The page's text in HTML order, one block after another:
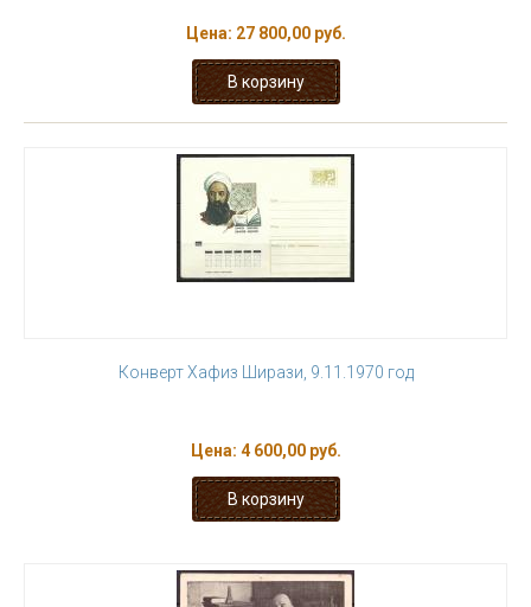
Цена: 27 800,00 руб.
Конверт Хафиз Ширази, 9.11.1970 год
Цена: 4 600,00 руб.